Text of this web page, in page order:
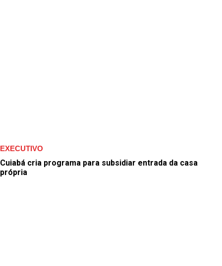
EXECUTIVO
Cuiabá cria programa para subsidiar entrada da casa
própria